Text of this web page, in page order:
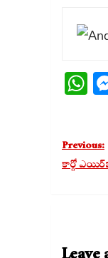
Post
Previous:
కార్గో